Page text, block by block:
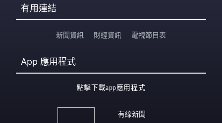
有用連結
新聞資訊 財經資訊 電視節目表
App 應用程式
點擊下載app應用程式
有線新聞